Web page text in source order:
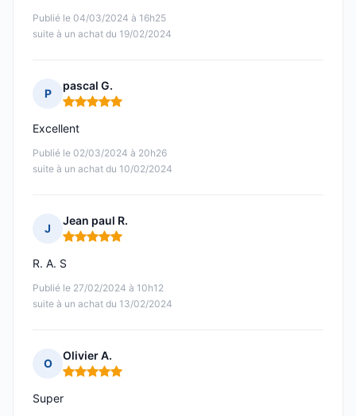
Publié le 04/03/2024 à 16h25
suite à un achat du 19/02/2024
P
pascal G.
Note : 5 sur 5
Publié le 02/03/2024 à 20h26
suite à un achat du 10/02/2024
Excellent
J
Jean paul R.
Note : 5 sur 5
Publié le 27/02/2024 à 10h12
suite à un achat du 13/02/2024
R. A. S
O
Olivier A.
Note : 5 sur 5
Super